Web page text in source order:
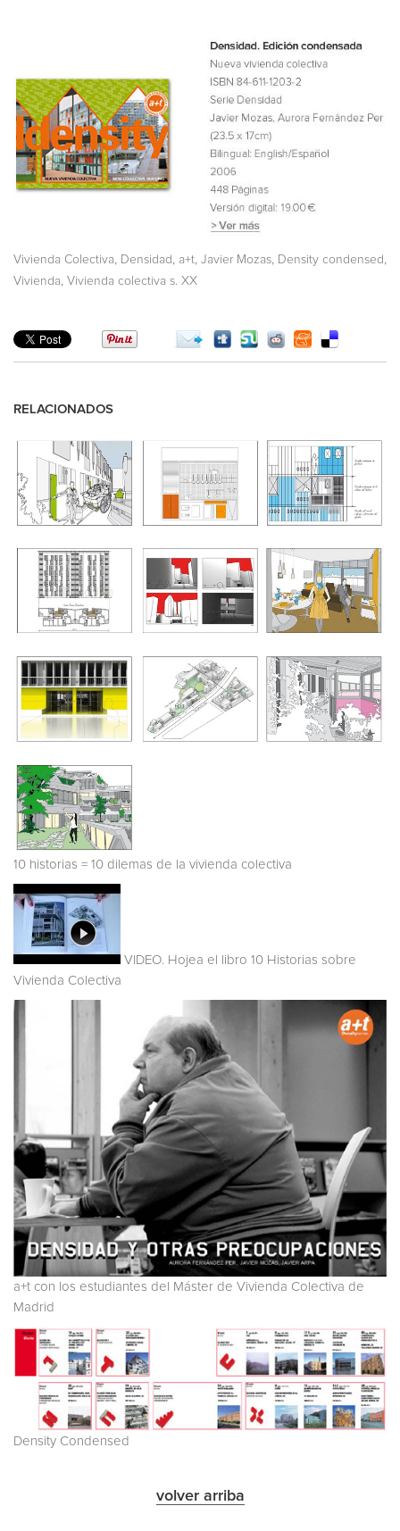
Vivienda Colectiva, Densidad , a+t, Javier Mozas, Density condensed ,
Vivienda, Vivienda colectiva s. XX
RELACIONADOS
10 historias = 10 dilemas de la vivienda colectiva
VIDEO. Hojea el libro 10 Historias sobre
Vivienda Colectiva
a+t con los estudiantes del Máster de Vivienda Colectiva de
Madrid
Density Condensed
volver arriba